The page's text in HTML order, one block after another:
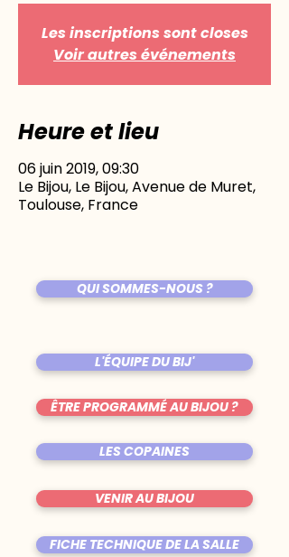
Les inscriptions sont closes
Voir autres événements
Heure et lieu
06 juin 2019, 09:30
Le Bijou, Le Bijou, Avenue de Muret,
Toulouse, France
QUI SOMMES-NOUS ?
L'ÉQUIPE DU BIJ'
ÊTRE PROGRAMMÉ AU BIJOU ?
LES COPAINES
VENIR AU BIJOU
FICHE TECHNIQUE DE LA SALLE